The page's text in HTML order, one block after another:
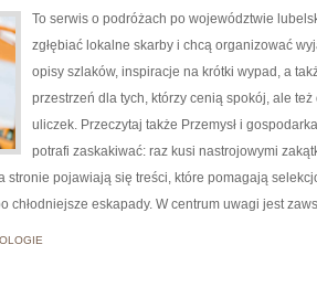
To serwis o podróżach po województwie
zgłębiać lokalne skarby i chcą organizować
opisy szlaków, inspiracje na krótki wypad, a
przestrzeń dla tych, którzy cenią spokój, ale
uliczek. Przeczytaj także Przemysł i
potrafi zaskakiwać: raz kusi nastrojowymi
stronie pojawiają się treści, które pomagają
chłodniejsze eskapady. W centrum uwagi jest